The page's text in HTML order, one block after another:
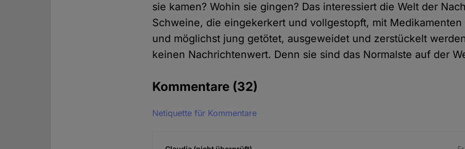
sie kamen? Wohin sie gingen? Das interessiert die Welt der
Schweine, die eingekerkert und vollgestopft, mit
und möglichst jung getötet, ausgeweidet und zerstückelt
keinen Nachrichtenwert. Denn sie sind das Normalste auf der
Kommentare (32)
Netiquette für Kommentare